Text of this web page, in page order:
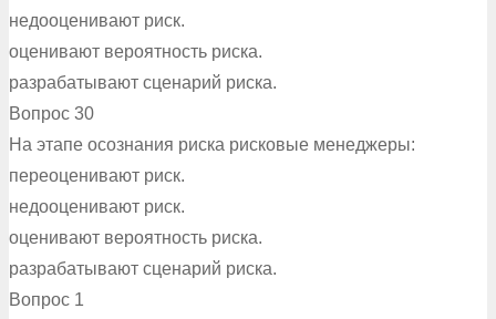
недооценивают риск.
оценивают вероятность риска.
разрабатывают сценарий риска.
Вопрос 30
На этапе осознания риска рисковые менеджеры:
переоценивают риск.
недооценивают риск.
оценивают вероятность риска.
разрабатывают сценарий риска.
Вопрос 1